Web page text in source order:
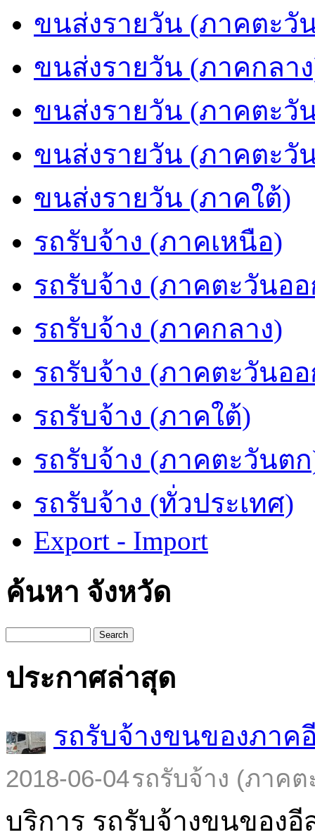
ขนส่งรายวัน (ภาคตะวั
ขนส่งรายวัน (ภาคกลา
ขนส่งรายวัน (ภาคตะวั
ขนส่งรายวัน (ภาคตะวั
ขนส่งรายวัน (ภาคใต้)
รถรับจ้าง (ภาคเหนือ)
รถรับจ้าง (ภาคตะวันออ
รถรับจ้าง (ภาคกลาง)
รถรับจ้าง (ภาคตะวันอ
รถรับจ้าง (ภาคใต้)
รถรับจ้าง (ภาคตะวันต
รถรับจ้าง (ทั่วประเทศ)
Export - Import
ค้นหา จังหวัด
Search
ประกาศล่าสุด
รถรับจ้างขนของภาค
2018-06-04รถรับจ้าง (ภาคต
บริการ รถรับจ้างขนของ